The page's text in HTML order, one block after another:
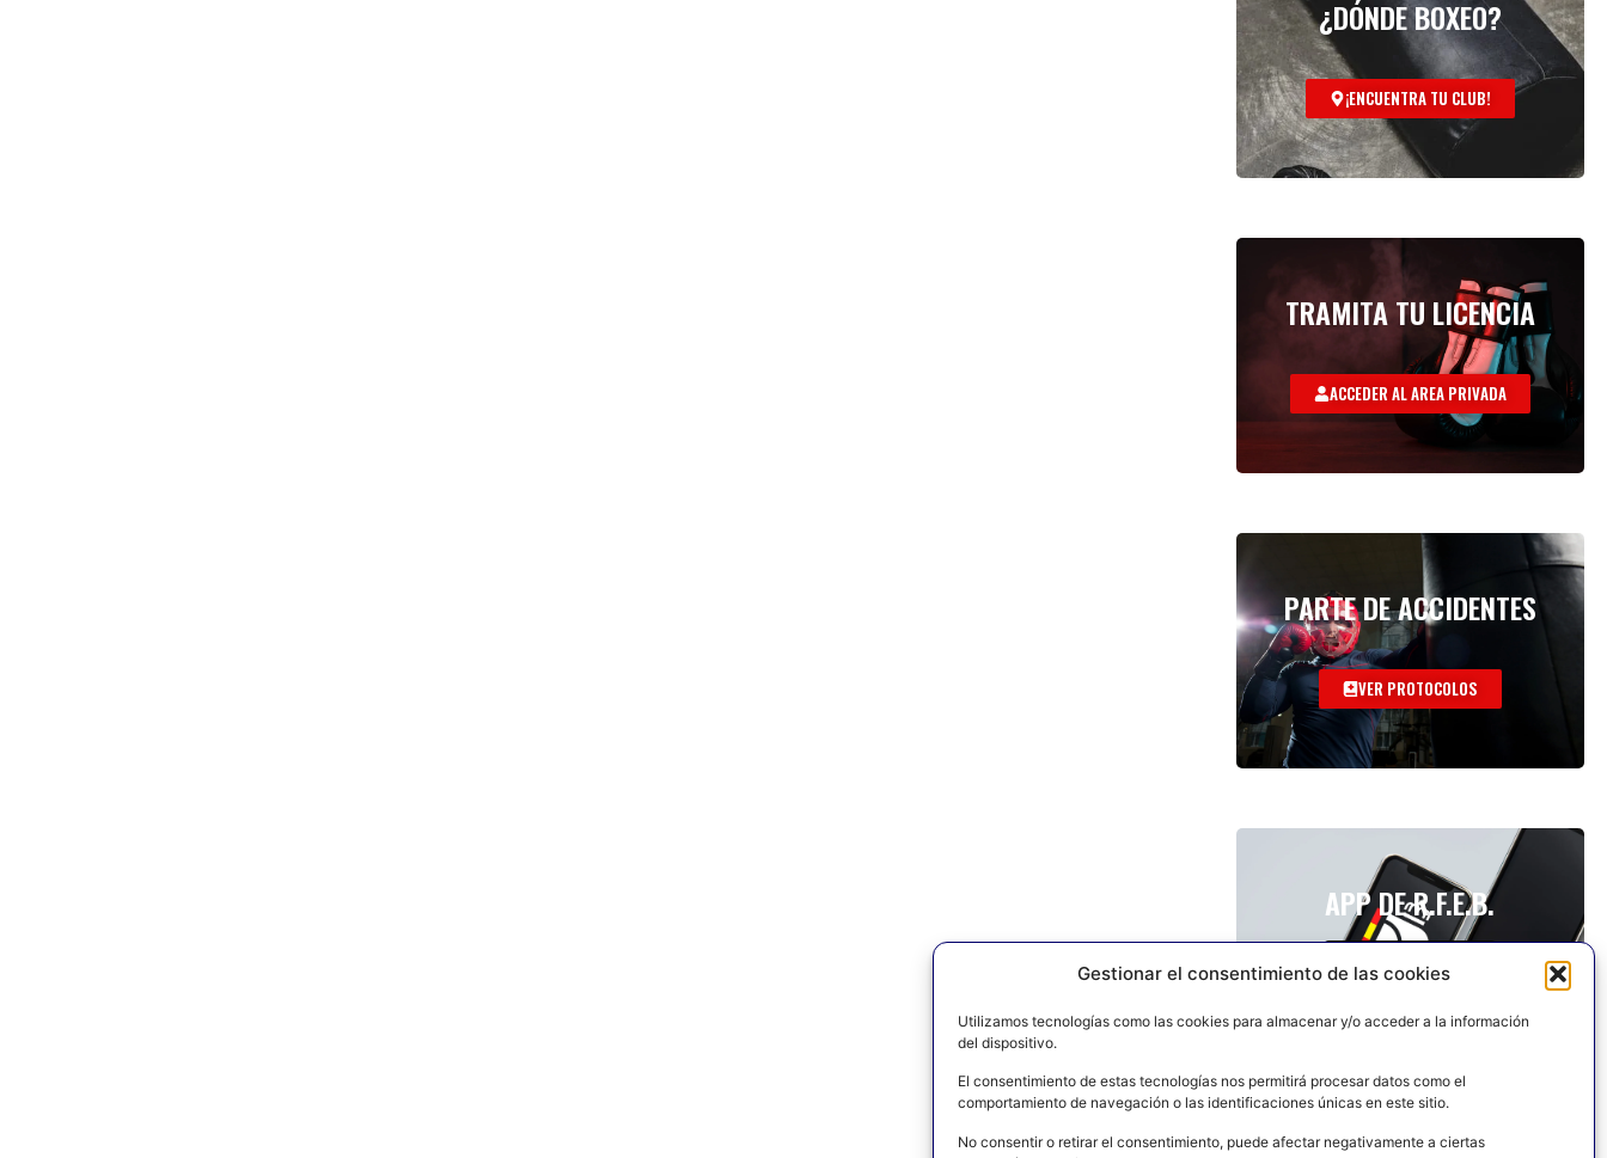
Gestionar el consentimiento de las cookies
Utilizamos tecnologías como las cookies para almacenar y/o acceder a la información
del dispositivo.
El consentimiento de estas tecnologías nos permitirá procesar datos como el
comportamiento de navegación o las identificaciones únicas en este sitio.
No consentir o retirar el consentimiento, puede afectar negativamente a ciertas
¿DÓNDE BOXEO?
¡ENCUENTRA TU CLUB!
TRAMITA TU LICENCIA
ACCEDER AL AREA PRIVADA
PARTE DE ACCIDENTES
VER PROTOCOLOS
APP DE R.F.E.B.